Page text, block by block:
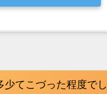
てこづった程度でし